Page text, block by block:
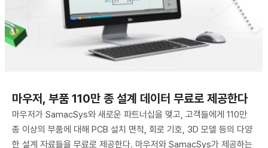
​마우저, 부품 110만 종 설계 데이터 무료로 제공한다
마우저가 SamacSys와 새로운 파트너십을 맺고, 고객들에게 110만
종 이상의 부품에 대해 PCB 설치 면적, 회로 기호, 3D 모델 등의 다양
한 설계 자료들을 무료로 제공한다. 마우저와 SamacSys가 제공하는